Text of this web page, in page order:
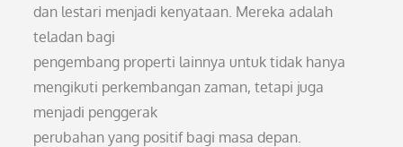
dan lestari menjadi kenyataan. Mereka adalah
teladan bagi
pengembang properti lainnya untuk tidak hanya
mengikuti perkembangan zaman, tetapi juga
menjadi penggerak
perubahan yang positif bagi masa depan.